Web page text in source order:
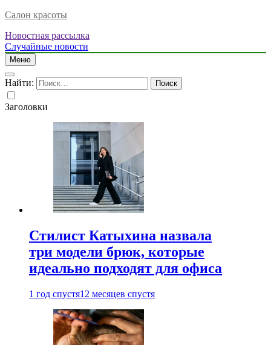
Салон красоты
Новостная рассылка
Случайные новости
Меню
Найти:
Заголовки
Стилист Катыхина назвала
три модели брюк, которые
идеально подходят для офиса
1 год спустя12 месяцев спустя